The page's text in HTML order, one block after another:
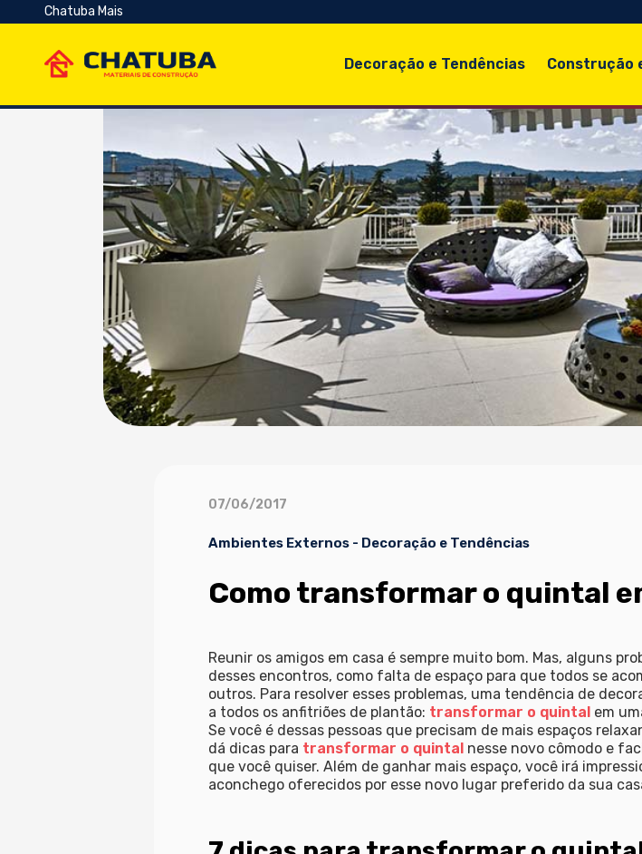
Chatuba Mais
Decoração e Tendências Construção
07/06/2017
Ambientes Externos- Decoração e Tendências
Como transformar o quintal
Reunir os amigos em casa é sempre muito bom. Mas, alguns
desses encontros, como falta de espaço para que todos se
outros. Para resolver esses problemas, uma tendência de
a todos os anfitriões de plantão: transformar o quintalem
Se você é dessas pessoas que precisam de mais espaços
dá dicas para transformar o quintalnesse novo cômodo e
que você quiser. Além de ganhar mais espaço, você irá
aconchego oferecidos por esse novo lugar preferido da sua